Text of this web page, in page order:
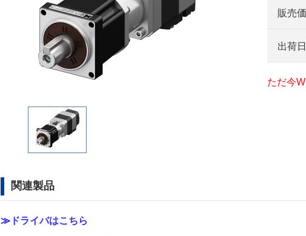
販売
出荷日
ただ今
関連製品
≫ ドライバはこちら